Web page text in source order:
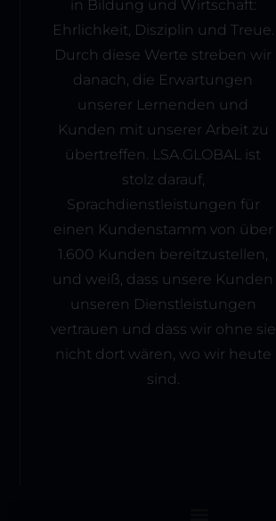
in Bildung und Wirtschaft:
Ehrlichkeit, Disziplin und Treue.
Durch diese Werte streben wir
danach, die Erwartungen
unserer Lernenden und
Kunden mit unserer Arbeit zu
übertreffen. LSA.GLOBAL ist
stolz darauf,
Sprachdienstleistungen für
einen Kundenstamm von über
1.600 Kunden bereitzustellen,
und weiß, dass unsere Kunden
unseren Dienstleistungen
vertrauen und dass wir ohne sie
nicht dort wären, wo wir heute
sind.